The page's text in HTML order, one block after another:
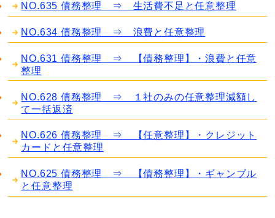
NO.635 債務整理 ⇒ 生活費不足と任意整理
NO.634 債務整理 ⇒ 浪費と任意整理
NO.631 債務整理 ⇒ 【債務整理】・浪費と任意
整理
NO.628 債務整理 ⇒ １社のみの任意整理減額し
て一括返済
NO.626 債務整理 ⇒ 【任意整理】・クレジット
カードと任意整理
NO.625 債務整理 ⇒ 【債務整理】・ギャンブル
と任意整理